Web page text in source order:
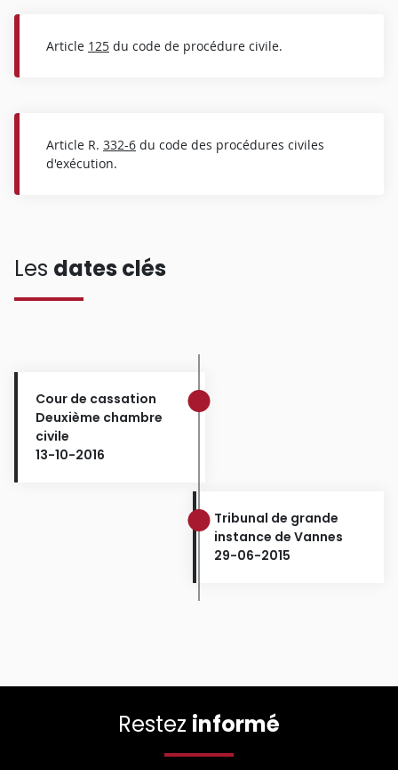
Article 125 du code de procédure civile.
Article R. 332-6 du code des procédures civiles
d'exécution.
Les dates clés
Cour de cassation
Deuxième chambre
civile
13-10-2016
Tribunal de grande
instance de Vannes
29-06-2015
Restez informé